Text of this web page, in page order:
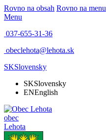
Rovno na obsah Rovno na menu
Menu
037-655-31-36
obeclehota@lehota.sk
SKSlovensky
SKSlovensky
ENEnglish
obec
Lehota